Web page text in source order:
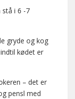
i 6 -7
gryde og kog
kødet er
– det er
pensl med